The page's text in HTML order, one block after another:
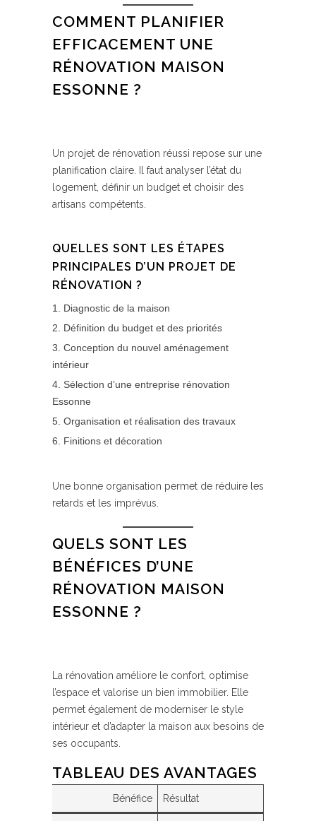
COMMENT PLANIFIER
EFFICACEMENT UNE
RÉNOVATION MAISON
ESSONNE ?
Un projet de rénovation réussi repose sur une
planification claire. Il faut analyser l’état du
logement, définir un budget et choisir des
artisans compétents.
QUELLES SONT LES ÉTAPES
PRINCIPALES D’UN PROJET DE
RÉNOVATION ?
Diagnostic de la maison
Définition du budget et des priorités
Conception du nouvel aménagement
intérieur
Sélection d’une entreprise rénovation
Essonne
Organisation et réalisation des travaux
Finitions et décoration
Une bonne organisation permet de réduire les
retards et les imprévus.
QUELS SONT LES
BÉNÉFICES D’UNE
RÉNOVATION MAISON
ESSONNE ?
La rénovation améliore le confort, optimise
l’espace et valorise un bien immobilier. Elle
permet également de moderniser le style
intérieur et d’adapter la maison aux besoins de
ses occupants.
TABLEAU DES AVANTAGES
Bénéfice Résultat